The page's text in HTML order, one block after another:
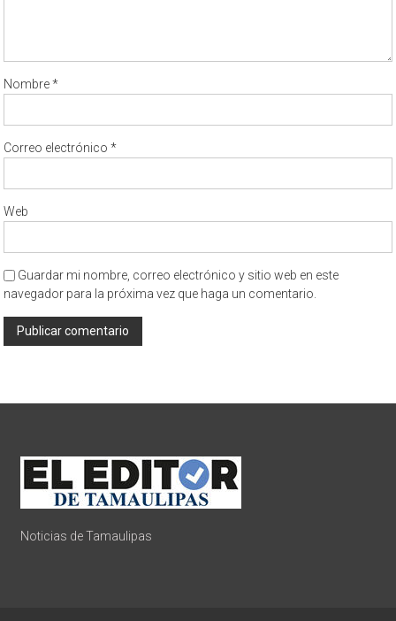
Nombre*
Correo electrónico*
Web
Guardar mi nombre, correo electrónico y sitio web en este
navegador para la próxima vez que haga un comentario.
Noticias de Tamaulipas